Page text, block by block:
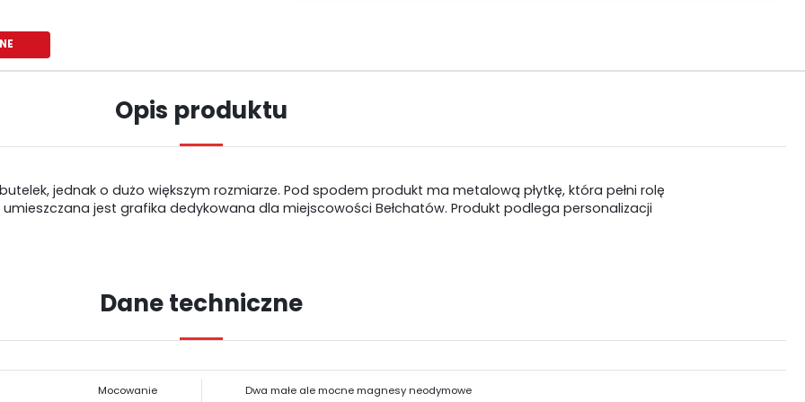
Opis produktu
jednak o dużo większym rozmiarze. Pod spodem produkt ma metalową płytkę, która pełni rolę
jest grafika dedykowana dla miejscowości Bełchatów. Produkt podlega personalizacji
Dane techniczne
Mocowanie Dwa małe ale mocne magnesy neodymowe
USTAWIENIA
Twoją prywatność. Możesz zmienić ustawienia cookies lub
zaakceptować je wszystkie. W dowolnym momencie możesz dokonać zmiany
USTAWIENIA REGIONALNE